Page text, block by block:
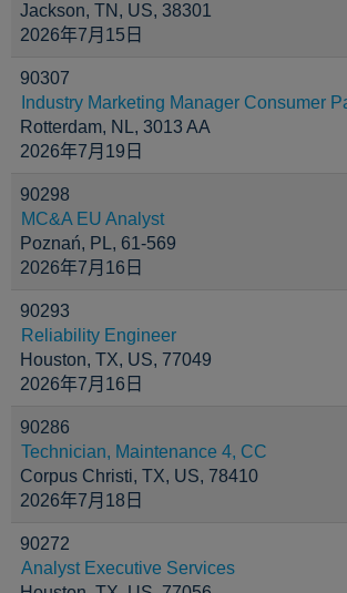
Jackson, TN, US, 38301
2026年7月15日
90307
Industry Marketing Manager Consumer
Rotterdam, NL, 3013 AA
2026年7月19日
90298
MC&A EU Analyst
Poznań, PL, 61-569
2026年7月16日
90293
Reliability Engineer
Houston, TX, US, 77049
2026年7月16日
90286
Technician, Maintenance 4, CC
Corpus Christi, TX, US, 78410
2026年7月18日
90272
Analyst Executive Services